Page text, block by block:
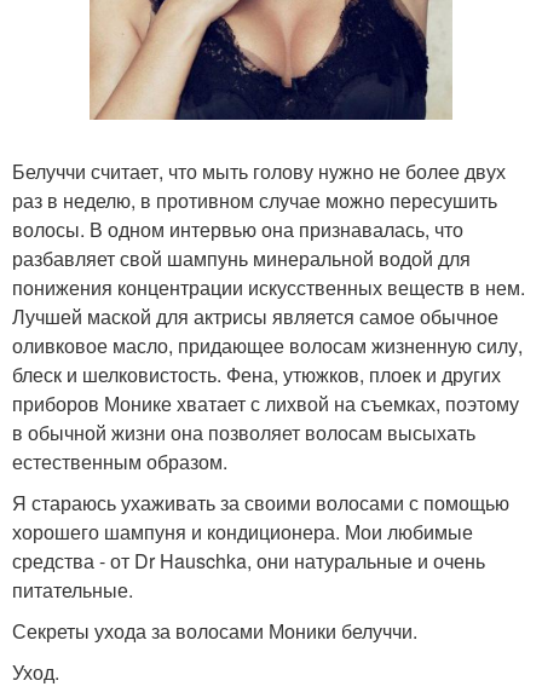
Белуччи считает, что мыть голову нужно не более двух
раз в неделю, в противном случае можно пересушить
волосы. В одном интервью она признавалась, что
разбавляет свой шампунь минеральной водой для
понижения концентрации искусственных веществ в нем.
Лучшей маской для актрисы является самое обычное
оливковое масло, придающее волосам жизненную силу,
блеск и шелковистость. Фена, утюжков, плоек и других
приборов Монике хватает с лихвой на съемках, поэтому
в обычной жизни она позволяет волосам высыхать
естественным образом.
Я стараюсь ухаживать за своими волосами с помощью
хорошего шампуня и кондиционера. Мои любимые
средства - от Dr Hauschka, они натуральные и очень
питательные.
Секреты ухода за волосами Моники белуччи.
Уход.